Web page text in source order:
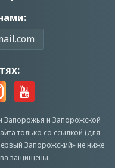
Запорожья и Запорожской
только со ссылкой (для
Запорожский» не ниже
защищены.